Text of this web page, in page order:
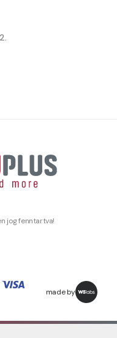
jog fenntartva!
made by